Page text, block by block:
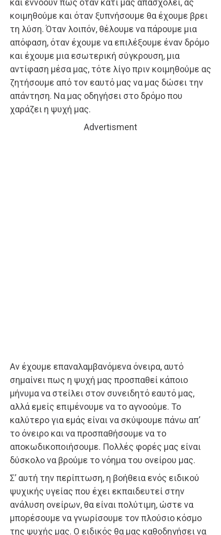
και εννοούν πως όταν κάτι μας απασχολεί, ας
κοιμηθούμε και όταν ξυπνήσουμε θα έχουμε βρει
τη λύση. Όταν λοιπόν, θέλουμε να πάρουμε μια
απόφαση, όταν έχουμε να επιλέξουμε έναν δρόμο
και έχουμε μια εσωτερική σύγκρουση, μια
αντίφαση μέσα μας, τότε λίγο πριν κοιμηθούμε ας
ζητήσουμε από τον εαυτό μας να μας δώσει την
απάντηση. Να μας οδηγήσει στο δρόμο που
χαράζει η ψυχή μας.
Advertisment
Αν έχουμε επαναλαμβανόμενα όνειρα, αυτό
σημαίνει πως η ψυχή μας προσπαθεί κάποιο
μήνυμα να στείλει στον συνειδητό εαυτό μας,
αλλά εμείς επιμένουμε να το αγνοούμε. Το
καλύτερο για εμάς είναι να σκύψουμε πάνω απ’
το όνειρο και να προσπαθήσουμε να το
αποκωδικοποιήσουμε. Πολλές φορές μας είναι
δύσκολο να βρούμε το νόημα του ονείρου μας.
Σ’ αυτή την περίπτωση, η βοήθεια ενός ειδικού
ψυχικής υγείας που έχει εκπαιδευτεί στην
ανάλυση ονείρων, θα είναι πολύτιμη, ώστε να
μπορέσουμε να γνωρίσουμε τον πλούσιο κόσμο
της ψυχής μας. Ο ειδικός θα μας καθοδηγήσει να